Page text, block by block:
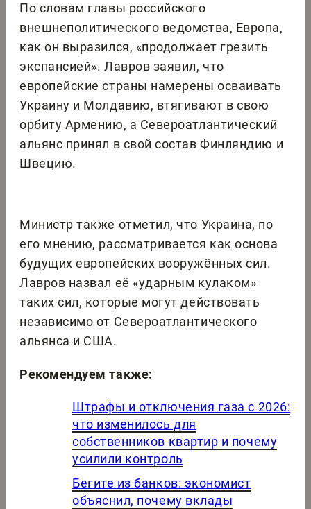
По словам главы российского
внешнеполитического ведомства, Европа,
как он выразился, «продолжает грезить
экспансией». Лавров заявил, что
европейские страны намерены осваивать
Украину и Молдавию, втягивают в свою
орбиту Армению, а Североатлантический
альянс принял в свой состав Финляндию и
Швецию.
Министр также отметил, что Украина, по
его мнению, рассматривается как основа
будущих европейских вооружённых сил.
Лавров назвал её «ударным кулаком»
таких сил, которые могут действовать
независимо от Североатлантического
альянса и США.
Рекомендуем также:
Штрафы и отключения газа с 2026:
что изменилось для
собственников квартир и почему
усилили контроль
Бегите из банков: экономист
объяснил, почему вклады